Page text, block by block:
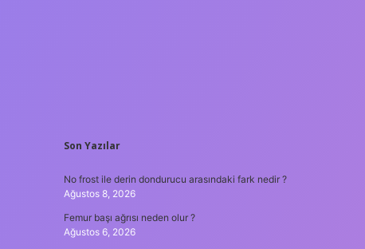
SIDEBAR
Son Yazılar
No frost ile derin dondurucu arasındaki fark nedir ?
Ağustos 8, 2026
Femur başı ağrısı neden olur ?
Ağustos 6, 2026